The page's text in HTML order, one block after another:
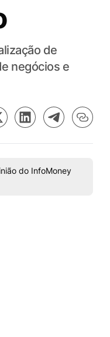
de
negócios e
do InfoMoney